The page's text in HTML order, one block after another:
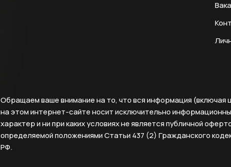
Обращаем ваше внимание на то, что вся информация (включая
на этом интернет-сайте носит исключительно
характер и ни при каких условиях не является публичной
определяемой положениями Статьи 437 (2) Гражданского
РФ.